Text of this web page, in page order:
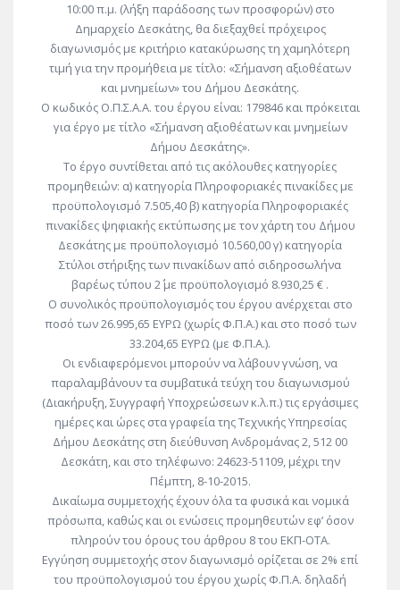
10:00 π.μ. (λήξη παράδοσης των προσφορών) στο
Δημαρχείο Δεσκάτης, θα διεξαχθεί πρόχειρος
διαγωνισμός με κριτήριο κατακύρωσης τη χαμηλότερη
τιμή για την προμήθεια με τίτλο: «Σήμανση αξιοθέατων
και μνημείων» του Δήμου Δεσκάτης.
Ο κωδικός Ο.Π.Σ.Α.Α. του έργου είναι: 179846 και πρόκειται
για έργο με τίτλο «Σήμανση αξιοθέατων και μνημείων
Δήμου Δεσκάτης».
Το έργο συντίθεται από τις ακόλουθες κατηγορίες
προμηθειών: α) κατηγορία Πληροφοριακές πινακίδες με
προϋπολογισμό 7.505,40 β) κατηγορία Πληροφοριακές
πινακίδες ψηφιακής εκτύπωσης με τον χάρτη του Δήμου
Δεσκάτης με προϋπολογισμό 10.560,00 γ) κατηγορία
Στύλοι στήριξης των πινακίδων από σιδηροσωλήνα
βαρέως τύπου 2΄΄ με προϋπολογισμό 8.930,25 € .
Ο συνολικός προϋπολογισμός του έργου ανέρχεται στο
ποσό των 26.995,65 ΕΥΡΩ (χωρίς Φ.Π.Α.) και στο ποσό των
33.204,65 ΕΥΡΩ (με Φ.Π.Α.).
Οι ενδιαφερόμενοι μπορούν να λάβουν γνώση, να
παραλαμβάνουν τα συμβατικά τεύχη του διαγωνισμού
(Διακήρυξη, Συγγραφή Υποχρεώσεων κ.λ.π.) τις εργάσιμες
ημέρες και ώρες στα γραφεία της Τεχνικής Υπηρεσίας
Δήμου Δεσκάτης στη διεύθυνση Ανδρομάνας 2, 512 00
Δεσκάτη, και στο τηλέφωνο: 24623-51109, μέχρι την
Πέμπτη, 8-10-2015.
Δικαίωμα συμμετοχής έχουν όλα τα φυσικά και νομικά
πρόσωπα, καθώς και οι ενώσεις προμηθευτών εφ’ όσον
πληρούν του όρους του άρθρου 8 του ΕΚΠ-ΟΤΑ.
Εγγύηση συμμετοχής στον διαγωνισμό ορίζεται σε 2% επί
του προϋπολογισμού του έργου χωρίς Φ.Π.Α. δηλαδή